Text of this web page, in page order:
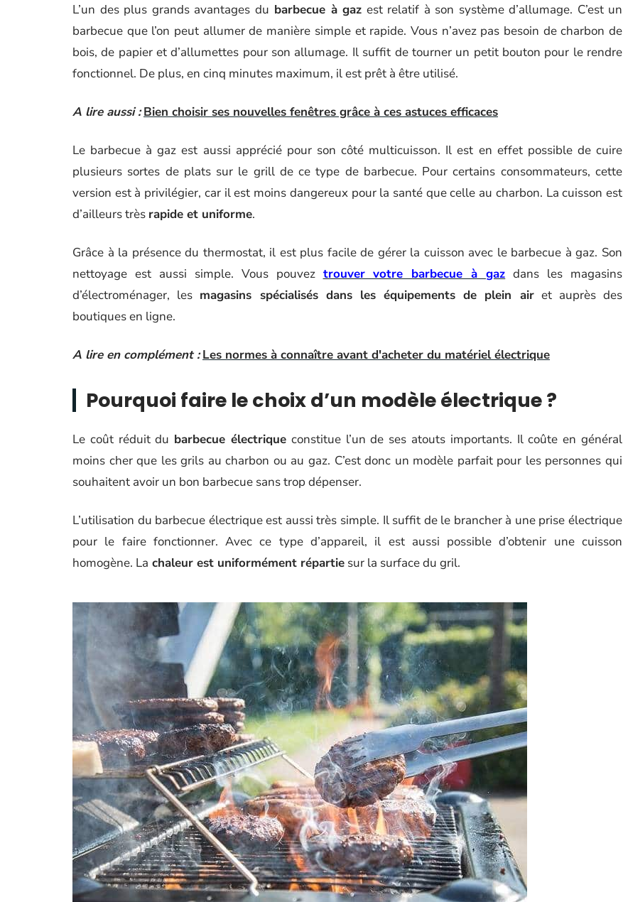
L’un des plus grands avantages du barbecue à gaz est relatif à son système d’allumage. C’est un
barbecue que l’on peut allumer de manière simple et rapide. Vous n’avez pas besoin de charbon de
bois, de papier et d’allumettes pour son allumage. Il suffit de tourner un petit bouton pour le rendre
fonctionnel. De plus, en cinq minutes maximum, il est prêt à être utilisé.
A lire aussi : Bien choisir ses nouvelles fenêtres grâce à ces astuces efficaces
Le barbecue à gaz est aussi apprécié pour son côté multicuisson. Il est en effet possible de cuire
plusieurs sortes de plats sur le grill de ce type de barbecue. Pour certains consommateurs, cette
version est à privilégier, car il est moins dangereux pour la santé que celle au charbon. La cuisson est
d’ailleurs très rapide et uniforme.
Grâce à la présence du thermostat, il est plus facile de gérer la cuisson avec le barbecue à gaz. Son
nettoyage est aussi simple. Vous pouvez trouver votre barbecue à gaz dans les magasins
d’électroménager, les magasins spécialisés dans les équipements de plein airet auprès des
boutiques en ligne.
A lire en complément : Les normes à connaître avant d'acheter du matériel électrique
Pourquoi faire le choix d’un modèle électrique ?
Le coût réduit du barbecue électrique constitue l’un de ses atouts importants. Il coûte en général
moins cher que les grils au charbon ou au gaz. C’est donc un modèle parfait pour les personnes qui
souhaitent avoir un bon barbecue sans trop dépenser.
L’utilisation du barbecue électrique est aussi très simple. Il suffit de le brancher à une prise électrique
pour le faire fonctionner. Avec ce type d’appareil, il est aussi possible d’obtenir une cuisson
homogène. La chaleur est uniformément répartie sur la surface du gril.